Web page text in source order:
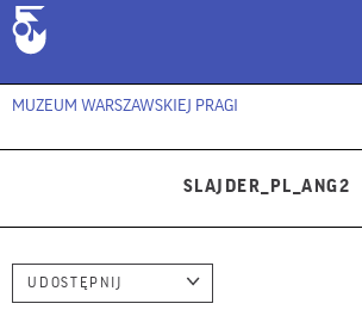
MUZEUM WARSZAWSKIEJ PRAGI
SLAJDER_PL_ANG2
UDOSTĘPNIJ